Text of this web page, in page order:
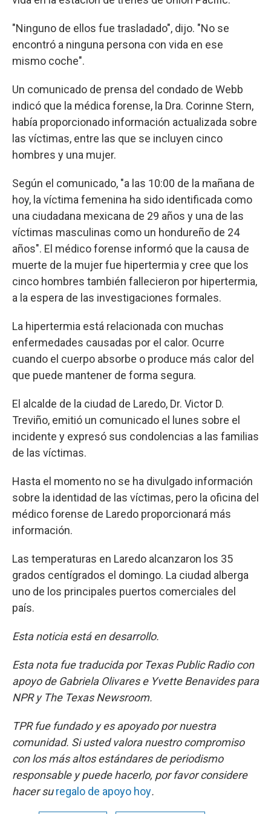
"Ninguno de ellos fue trasladado", dijo. "No se
encontró a ninguna persona con vida en ese
mismo coche".
Un comunicado de prensa del condado de Webb
indicó que la médica forense, la Dra. Corinne Stern,
había proporcionado información actualizada sobre
las víctimas, entre las que se incluyen cinco
hombres y una mujer.
Según el comunicado, "a las 10:00 de la mañana de
hoy, la víctima femenina ha sido identificada como
una ciudadana mexicana de 29 años y una de las
víctimas masculinas como un hondureño de 24
años". El médico forense informó que la causa de
muerte de la mujer fue hipertermia y cree que los
cinco hombres también fallecieron por hipertermia,
a la espera de las investigaciones formales.
La hipertermia está relacionada con muchas
enfermedades causadas por el calor. Ocurre
cuando el cuerpo absorbe o produce más calor del
que puede mantener de forma segura.
El alcalde de la ciudad de Laredo, Dr. Victor D.
Treviño, emitió un comunicado el lunes sobre el
incidente y expresó sus condolencias a las familias
de las víctimas.
Hasta el momento no se ha divulgado información
sobre la identidad de las víctimas, pero la oficina del
médico forense de Laredo proporcionará más
información.
Las temperaturas en Laredo alcanzaron los 35
grados centígrados el domingo. La ciudad alberga
uno de los principales puertos comerciales del
país.
Esta noticia está en desarrollo.
Esta nota fue traducida por Texas Public Radio con
apoyo de Gabriela Olivares e Yvette Benavides para
NPR y The Texas Newsroom.
TPR fue fundado y es apoyado por nuestra
comunidad. Si usted valora nuestro compromiso
con los más altos estándares de periodismo
responsable y puede hacerlo, por favor considere
hacer suregalo de apoyo hoy.